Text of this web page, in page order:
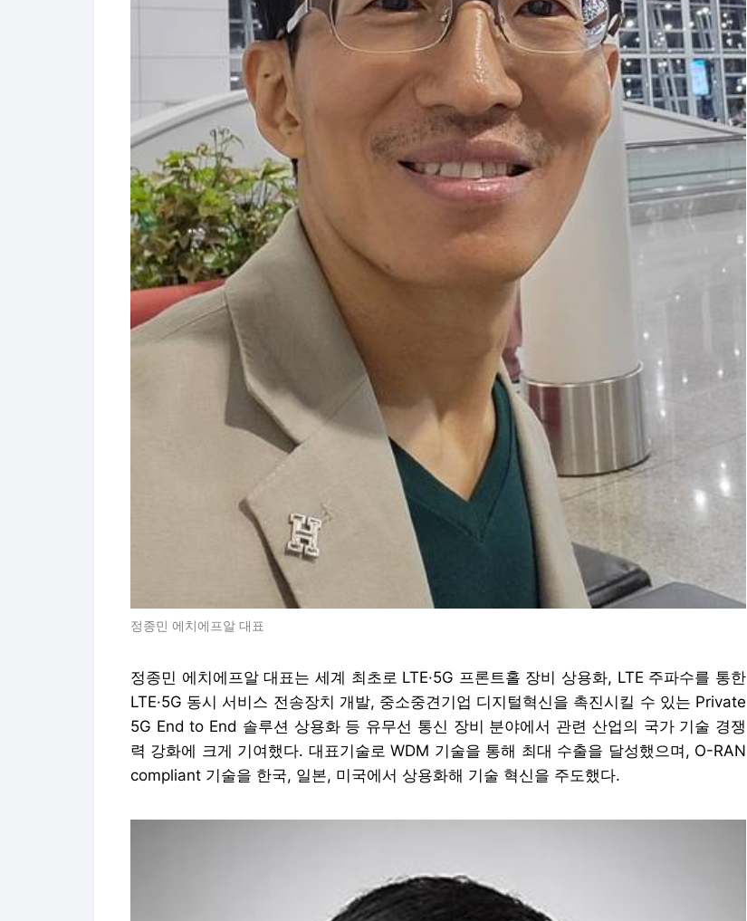
정종민 에치에프알 대표
정종민 에치에프알 대표는 세계 최초로 LTE·5G 프론트홀 장비 상용화, LTE 주파수를 통한
LTE·5G 동시 서비스 전송장치 개발, 중소중견기업 디지털혁신을 촉진시킬 수 있는 Private
5G End to End 솔루션 상용화 등 유무선 통신 장비 분야에서 관련 산업의 국가 기술 경쟁
력 강화에 크게 기여했다. 대표기술로 WDM 기술을 통해 최대 수출을 달성했으며, O-RAN
compliant 기술을 한국, 일본, 미국에서 상용화해 기술 혁신을 주도했다.